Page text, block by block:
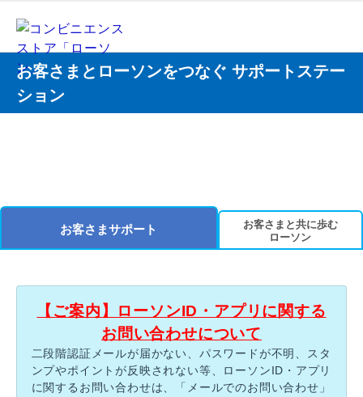
お客さまとローソンをつなぐ サポートステー
ション
お客さまサポート
お客さまと共に歩む
ローソン
【ご案内】ローソンID・アプリに関する
お問い合わせについて
二段階認証メールが届かない、パスワードが不明、スタ
ンプやポイントが反映されない等、ローソンID・アプリ
に関するお問い合わせは、「メールでのお問い合わせ」